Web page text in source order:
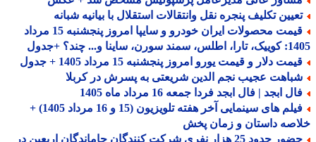
تکلیف پنجره نقل وانتقالات استقلال با بیانیه شبانه
قیمت محصولات ایران خودرو و سایپا امروز پنجشنبه 15 مرداد
ساینا و... چند؟ +جدول
دلار و قیمت یورو امروز پنجشنبه 15 مرداد 1405 + جدول
عجیب نجم الدین شریعتی به پسرش در کربلا
ابجد | فال ابجد فردا جمعه 16 مرداد ماه 1405
فیلم های سینمایی آخر هفته تلویزیون (15 و 16 مرداد 1405) +
داستان و زمان پخش
حضور حدود 25 هزار نفری شرکت کنندگان جاماندگان اربعین در